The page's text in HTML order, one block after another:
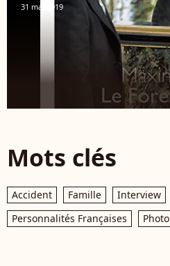
31 mai 2019
Mots clés
Accident Famille Interview
Personnalités Françaises
Photo